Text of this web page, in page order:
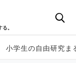
。
小学生の自由研究ま